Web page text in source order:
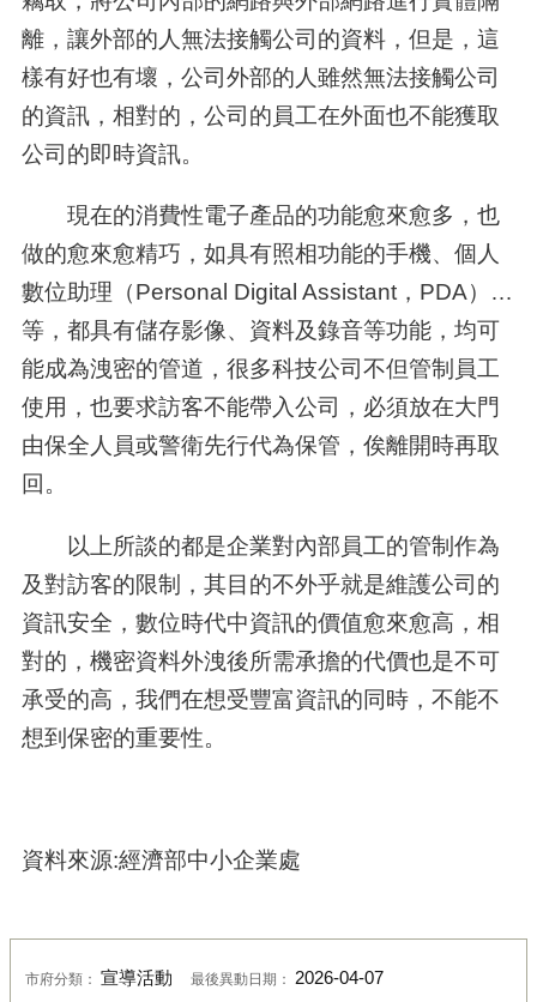
離，讓外部的人無法接觸公司的資料，但是，這
樣有好也有壞，公司外部的人雖然無法接觸公司
的資訊，相對的，公司的員工在外面也不能獲取
公司的即時資訊。
現在的消費性電子產品的功能愈來愈多，也
做的愈來愈精巧，如具有照相功能的手機、個人
數位助理（Personal Digital Assistant， PDA）…
等，都具有儲存影像、資料及錄音等功能，均可
能成為洩密的管道，很多科技公司不但管制員工
使用，也要求訪客不能帶入公司，必須放在大門
由保全人員或警衛先行代為保管，俟離開時再取
回。
以上所談的都是企業對內部員工的管制作為
及對訪客的限制，其目的不外乎就是維護公司的
資訊安全，數位時代中資訊的價值愈來愈高，相
對的，機密資料外洩後所需承擔的代價也是不可
承受的高，我們在想受豐富資訊的同時，不能不
想到保密的重要性。
資料來源:經濟部中小企業處
市府分類： 宣導活動 最後異動日期： 2026-04-07